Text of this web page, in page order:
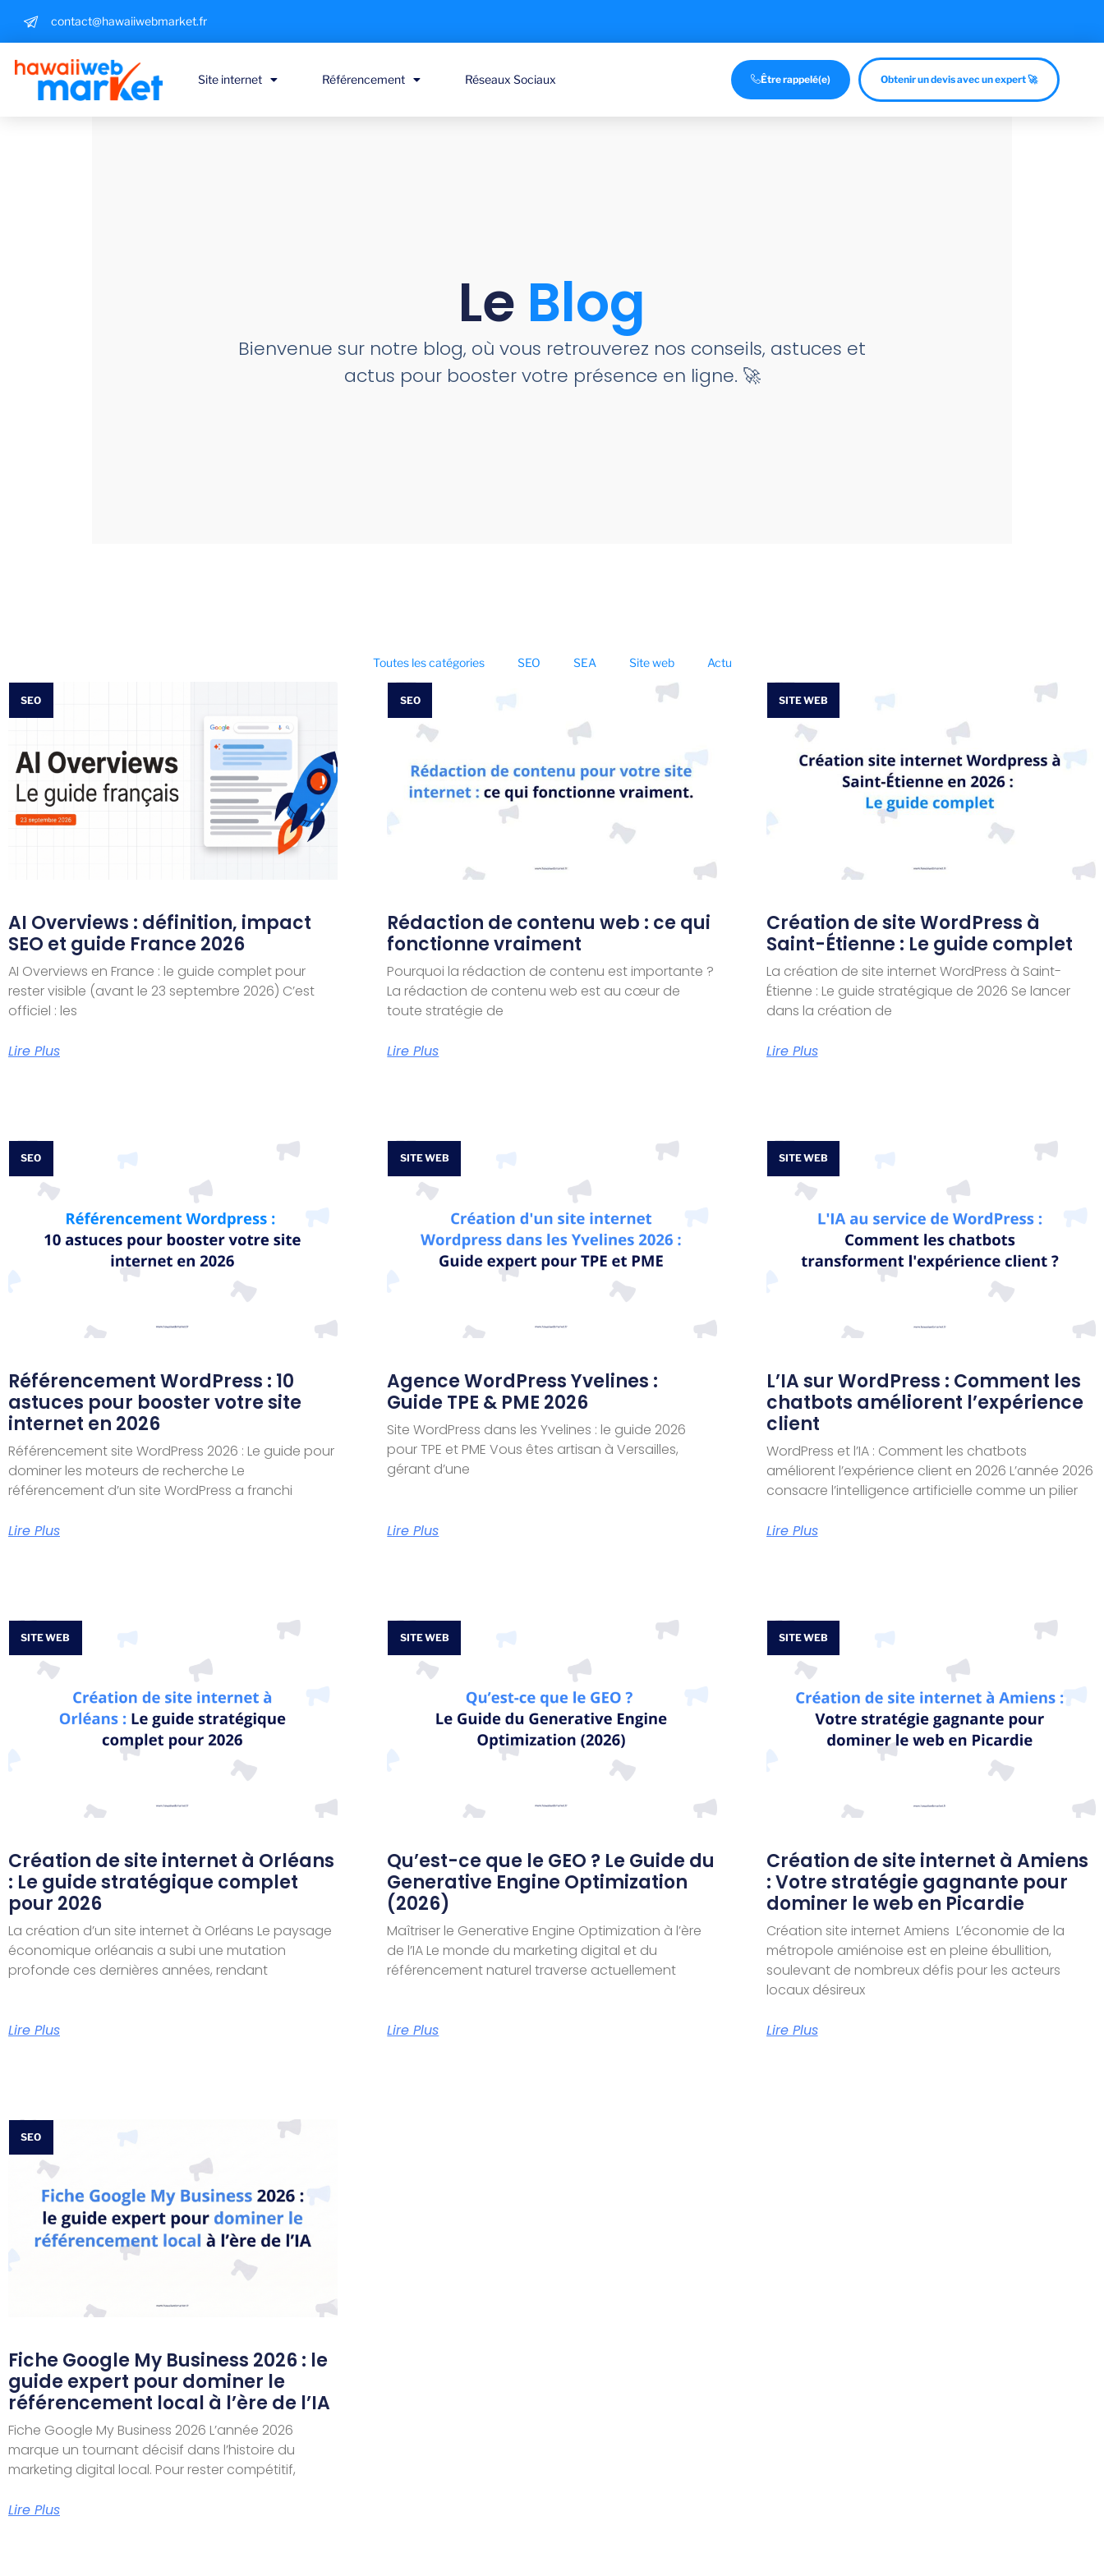
contact@hawaiiwebmarket.fr
Site internet Référencement Réseaux Sociaux Être rappelé(e) Obtenir un devis avec un expert 🚀
Le Blog
Bienvenue sur notre blog, où vous retrouverez nos conseils, astuces et
actus pour booster votre présence en ligne. 🚀
Toutes les catégories SEO SEA Site web Actu
SEO
AI Overviews : définition, impact
SEO et guide France 2026
AI Overviews en France : le guide complet pour
rester visible (avant le 23 septembre 2026) C’est
officiel : les
Lire Plus
SEO
Rédaction de contenu web : ce qui
fonctionne vraiment
Pourquoi la rédaction de contenu est importante ?
La rédaction de contenu web est au cœur de
toute stratégie de
Lire Plus
SITE WEB
Création de site WordPress à
Saint-Étienne : Le guide complet
La création de site internet WordPress à Saint-
Étienne : Le guide stratégique de 2026 Se lancer
dans la création de
Lire Plus
SEO
Référencement WordPress : 10
astuces pour booster votre site
internet en 2026
Référencement site WordPress 2026 : Le guide pour
dominer les moteurs de recherche Le
référencement d’un site WordPress a franchi
Lire Plus
SITE WEB
Agence WordPress Yvelines :
Guide TPE & PME 2026
Site WordPress dans les Yvelines : le guide 2026
pour TPE et PME Vous êtes artisan à Versailles,
gérant d’une
Lire Plus
SITE WEB
L’IA sur WordPress : Comment les
chatbots améliorent l’expérience
client
WordPress et l’IA : Comment les chatbots
améliorent l’expérience client en 2026 L’année 2026
consacre l’intelligence artificielle comme un pilier
Lire Plus
SITE WEB
Création de site internet à Orléans
: Le guide stratégique complet
pour 2026
La création d’un site internet à Orléans Le paysage
économique orléanais a subi une mutation
profonde ces dernières années, rendant
Lire Plus
SITE WEB
Qu’est-ce que le GEO ? Le Guide du
Generative Engine Optimization
(2026)
Maîtriser le Generative Engine Optimization à l’ère
de l’IA Le monde du marketing digital et du
référencement naturel traverse actuellement
Lire Plus
SITE WEB
Création de site internet à Amiens
: Votre stratégie gagnante pour
dominer le web en Picardie
Création site internet Amiens L’économie de la
métropole amiénoise est en pleine ébullition,
soulevant de nombreux défis pour les acteurs
locaux désireux
Lire Plus
SEO
Fiche Google My Business 2026 : le
guide expert pour dominer le
référencement local à l’ère de l’IA
Fiche Google My Business 2026 L’année 2026
marque un tournant décisif dans l’histoire du
marketing digital local. Pour rester compétitif,
Lire Plus